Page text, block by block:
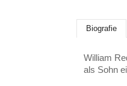
Biografie
William
als Sohn